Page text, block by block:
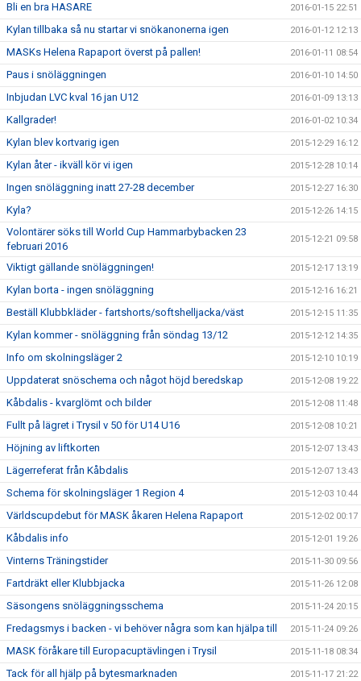
Bli en bra HASARE 2016-01-15 22:51
Kylan tillbaka så nu startar vi snökanonerna igen 2016-01-12 12:13
MASKs Helena Rapaport överst på pallen! 2016-01-11 08:54
Paus i snöläggningen 2016-01-10 14:50
Inbjudan LVC kval 16 jan U12 2016-01-09 13:13
Kallgrader! 2016-01-02 10:34
Kylan blev kortvarig igen 2015-12-29 16:12
Kylan åter - ikväll kör vi igen 2015-12-28 10:14
Ingen snöläggning inatt 27-28 december 2015-12-27 16:30
Kyla? 2015-12-26 14:15
Volontärer söks till World Cup Hammarbybacken 23
februari 2016
2015-12-21 09:58
Viktigt gällande snöläggningen! 2015-12-17 13:19
Kylan borta - ingen snöläggning 2015-12-16 16:21
Beställ Klubbkläder - fartshorts/softshelljacka/väst 2015-12-15 11:35
Kylan kommer - snöläggning från söndag 13/12 2015-12-12 14:35
Info om skolningsläger 2 2015-12-10 10:19
Uppdaterat snöschema och något höjd beredskap 2015-12-08 19:22
Kåbdalis - kvarglömt och bilder 2015-12-08 11:48
Fullt på lägret i Trysil v 50 för U14 U16 2015-12-08 10:21
Höjning av liftkorten 2015-12-07 13:43
Lägerreferat från Kåbdalis 2015-12-07 13:43
Schema för skolningsläger 1 Region 4 2015-12-03 10:44
Världscupdebut för MASK åkaren Helena Rapaport 2015-12-02 00:17
Kåbdalis info 2015-12-01 19:26
Vinterns Träningstider 2015-11-30 09:56
Fartdräkt eller Klubbjacka 2015-11-26 12:08
Säsongens snöläggningsschema 2015-11-24 20:15
Fredagsmys i backen - vi behöver några som kan hjälpa till 2015-11-24 09:26
MASK föråkare till Europacuptävlingen i Trysil 2015-11-18 08:34
Tack för all hjälp på bytesmarknaden 2015-11-17 21:22